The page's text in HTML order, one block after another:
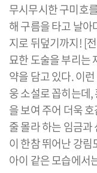
무시무시한 구미호
해 구름을 타고 날
지로 뒤덮기까지! [
묘한 도술을 부리는
약을 담고 있다. 이
웅 소설로 꼽히는데
을 보여 주어 더욱
줄 몰라 하는 임금
이 한참 뛰어난 강
아이 같은 모습에서